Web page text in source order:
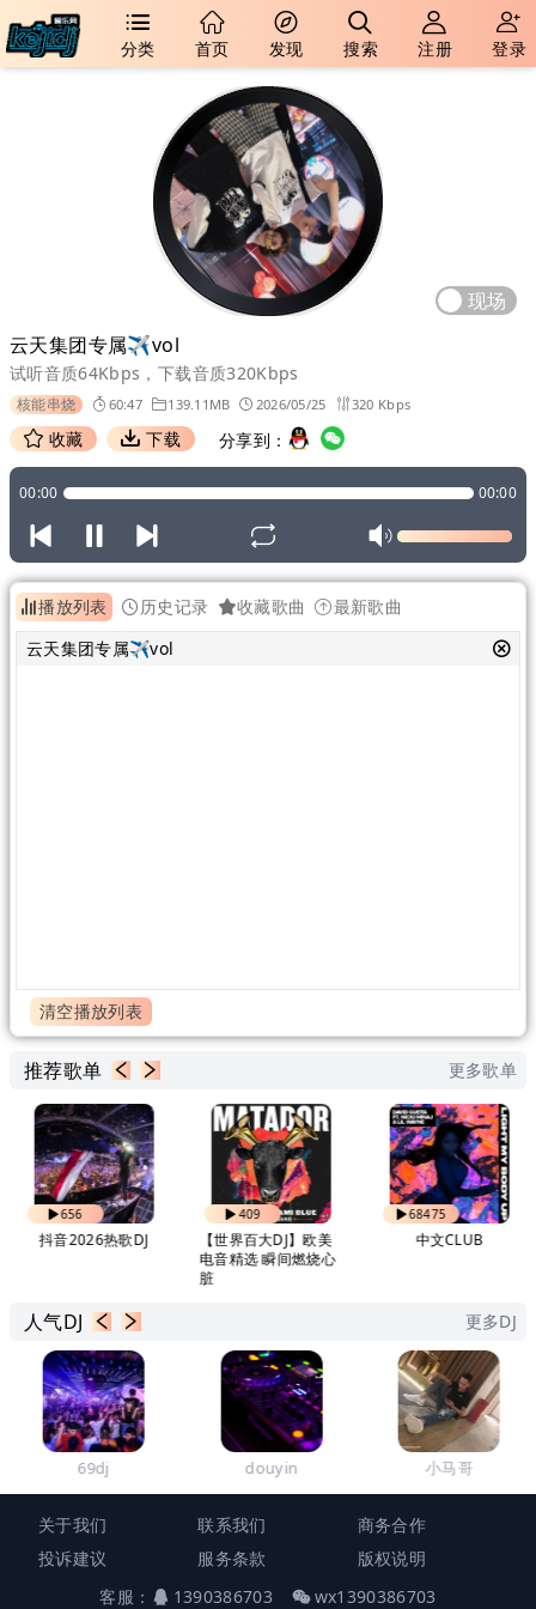
分类 首页 发现 搜索 注册 登录
现场
云天集团专属✈vol
试听音质64Kbps，下载音质320Kbps
核能串烧 60:47 139.11MB 2026/05/25 320 Kbps
收藏 下载 分享到：
00:00 00:00
播放列表 历史记录 收藏歌曲
最新歌曲
云天集团专属✈vol
清空播放列表
推荐歌单 更多歌单
656
抖音2026热歌DJ
409
【世界百大DJ】欧美
电音精选 瞬间燃烧心
脏
68475
中文CLUB
人气DJ 更多DJ
69dj douyin 小马哥
关于我们 联系我们
商务合作
投诉建议
服务条款
版权说明
客服：
1390386703 wx1390386703